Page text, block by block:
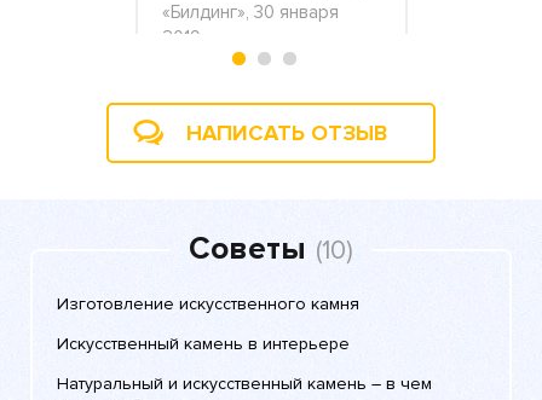
«Билдинг», 30 января
2019
НАПИСАТЬ ОТЗЫВ
Советы (10)
Изготовление искусственного камня
Искусственный камень в интерьере
Натуральный и искусственный камень – в чем